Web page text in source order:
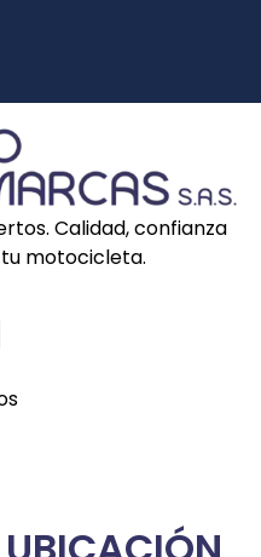
Calidad, confianza
motocicleta.